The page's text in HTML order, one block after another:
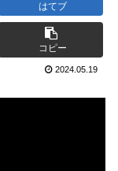
はてブ
コピー
2024.05.19